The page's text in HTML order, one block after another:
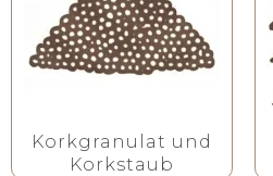
Korkgranulat und
Korkstaub